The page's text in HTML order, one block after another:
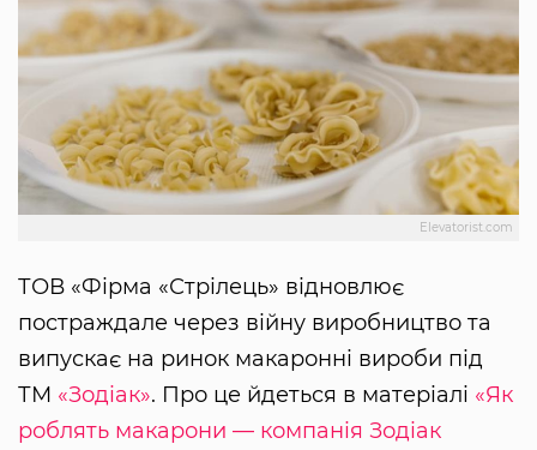
Elevatorist.com
ТОВ «Фірма «Стрілець» відновлює
постраждале через війну виробництво та
випускає на ринок макаронні вироби під
ТМ «Зодіак». Про це йдеться в матеріалі «Як
роблять макарони — компанія Зодіак